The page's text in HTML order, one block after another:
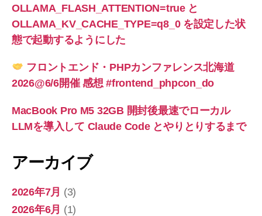
OLLAMA_FLASH_ATTENTION=true と
OLLAMA_KV_CACHE_TYPE=q8_0 を設定した状
態で起動するようにした
フロントエンド・PHPカンファレンス北海道
2026@6/6開催 感想 #frontend_phpcon_do
MacBook Pro M5 32GB 開封後最速でローカル
LLMを導入して Claude Code とやりとりするまで
アーカイブ
2026年7月 (3)
2026年6月 (1)